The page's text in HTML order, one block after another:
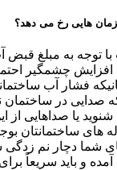
هایی رخ می دهد؟
با توجه به مبلغ
چشمگیر
فشار آب
صدایی در
یا صداهایی از
های ساختمانتان
شما دچار نم
و باید سریعاً